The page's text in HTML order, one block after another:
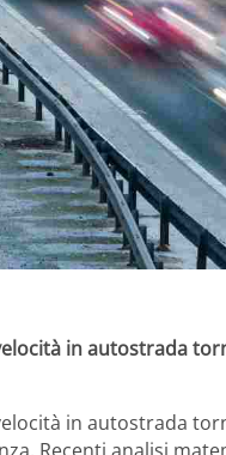
in autostrada
in autostrada